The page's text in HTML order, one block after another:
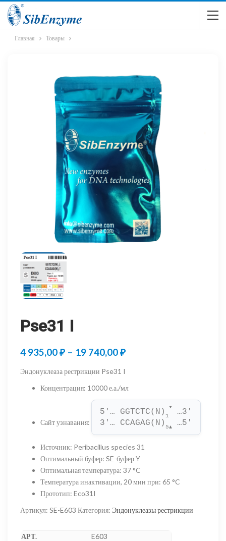
Главная Товары
Pse31 I
4 935,00₽ – 19 740,00₽Диапазон
935,00 ₽
–
19
740,00 ₽
Эндонуклеаза рестрикции Pse31 I
Концентрация: 10000 е.а./мл
Сайт узнавания:
5'… GGTCTC(N) 1
▼
…3'
3'… CCAGAG(N) 5▲ …5'
Источник: Peribacillus species 31
Оптимальный буфер: SE-буфер Y
Оптимальная температура: 37 °C
Температура инактивации, 20 мин при: 65 °C
Прототип: Eco31I
Артикул: SE-E603 Категория: Эндонуклеазы рестрикции
E603